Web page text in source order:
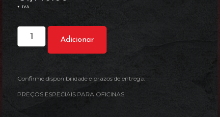
+ IVA
Adicionar
Confirme disponibilidade e prazos de entrega.
PREÇOS ESPECIAIS PARA OFICINAS.